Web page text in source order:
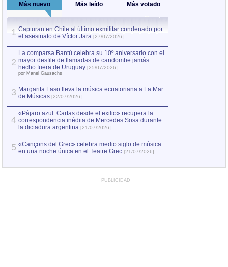
Más nuevo Más leído Más votado
1 Capturan en Chile al último exmilitar condenado por
el asesinato de Víctor Jara [27/07/2026]
2
La comparsa Bantú celebra su 10º aniversario con el
mayor desfile de llamadas de candombe jamás
hecho fuera de Uruguay [25/07/2026]
por Manel Gausachs
3 Margarita Laso lleva la música ecuatoriana a La Mar
de Músicas [22/07/2026]
4
«Pájaro azul. Cartas desde el exilio» recupera la
correspondencia inédita de Mercedes Sosa durante
la dictadura argentina [21/07/2026]
5 «Cançons del Grec» celebra medio siglo de música
en una noche única en el Teatre Grec [21/07/2026]
PUBLICIDAD